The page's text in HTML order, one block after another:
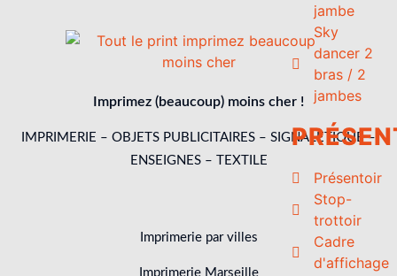
jambe
Sky
dancer 2
bras / 2
jambes
Présentoir
Stop-
trottoir
Cadre
d'affichage
Imprimez (beaucoup) moins cher !
IMPRIMERIE – OBJETS PUBLICITAIRES – SIGNALETIQUE –
ENSEIGNES – TEXTILE
Imprimerie par villes
Imprimerie Marseille